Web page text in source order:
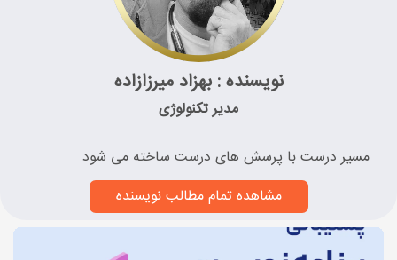
نویسنده : بهزاد میرزازاده
مدیر تکنولوژی
مسیر درست با پرسش های درست ساخته می شود
مشاهده تمام مطالب نویسنده